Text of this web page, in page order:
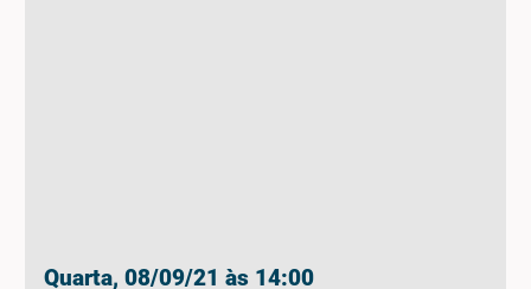
Quarta, 08/09/21 às 14:00